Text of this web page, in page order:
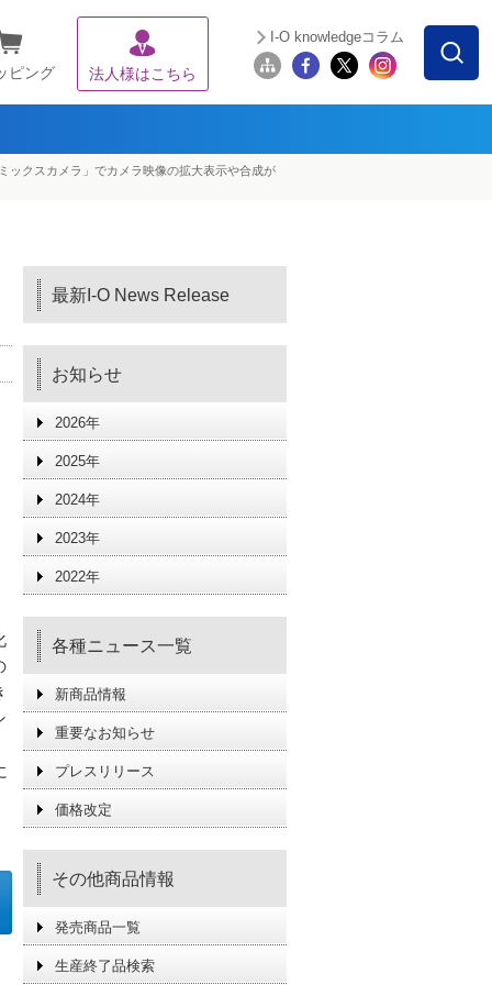
ピング 法人様はこちら
I-O knowledgeコラム
ックスカメラ」でカメラ映像の拡大表示や合成が
最新I-O News Release
お知らせ
2026年
2025年
2024年
2023年
2022年
各種ニュース一覧
新商品情報
重要なお知らせ
プレスリリース
価格改定
その他商品情報
発売商品一覧
生産終了品検索